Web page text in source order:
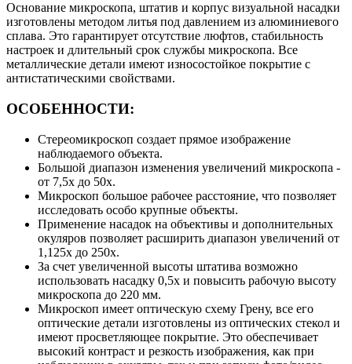
Основание микроскопа, штатив и корпус визуальной насадки
изготовлены методом литья под давлением из алюминиевого
сплава. Это гарантирует отсутствие люфтов, стабильность
настроек и длительный срок службы микроскопа. Все
металлические детали имеют износостойкое покрытие с
антистатическими свойствами.
ОСОБЕННОСТИ:
Стереомикроскоп создает прямое изображение
наблюдаемого объекта.
Большой диапазон изменения увеличений микроскопа -
от 7,5х до 50х.
Микроскоп большое рабочее расстояние, что позволяет
исследовать особо крупные объекты.
Применение насадок на объективы и дополнительных
окуляров позволяет расширить диапазон увеличений от
1,125х до 250х.
За счет увеличенной высоты штатива возможно
использовать насадку 0,5х и повысить рабочую высоту
микроскопа до 220 мм.
Микроскоп имеет оптическую схему Грену, все его
оптические детали изготовлены из оптических стекол и
имеют просветляющее покрытие. Это обеспечивает
высокий контраст и резкость изображения, как при